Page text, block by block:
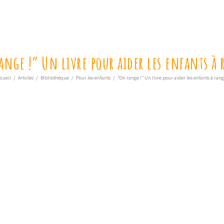
!” Un livre pour aider les enfants à
/ Articles / Bibliothèque / Pour les enfants / “On range !” Un livre pour aider les enfants à